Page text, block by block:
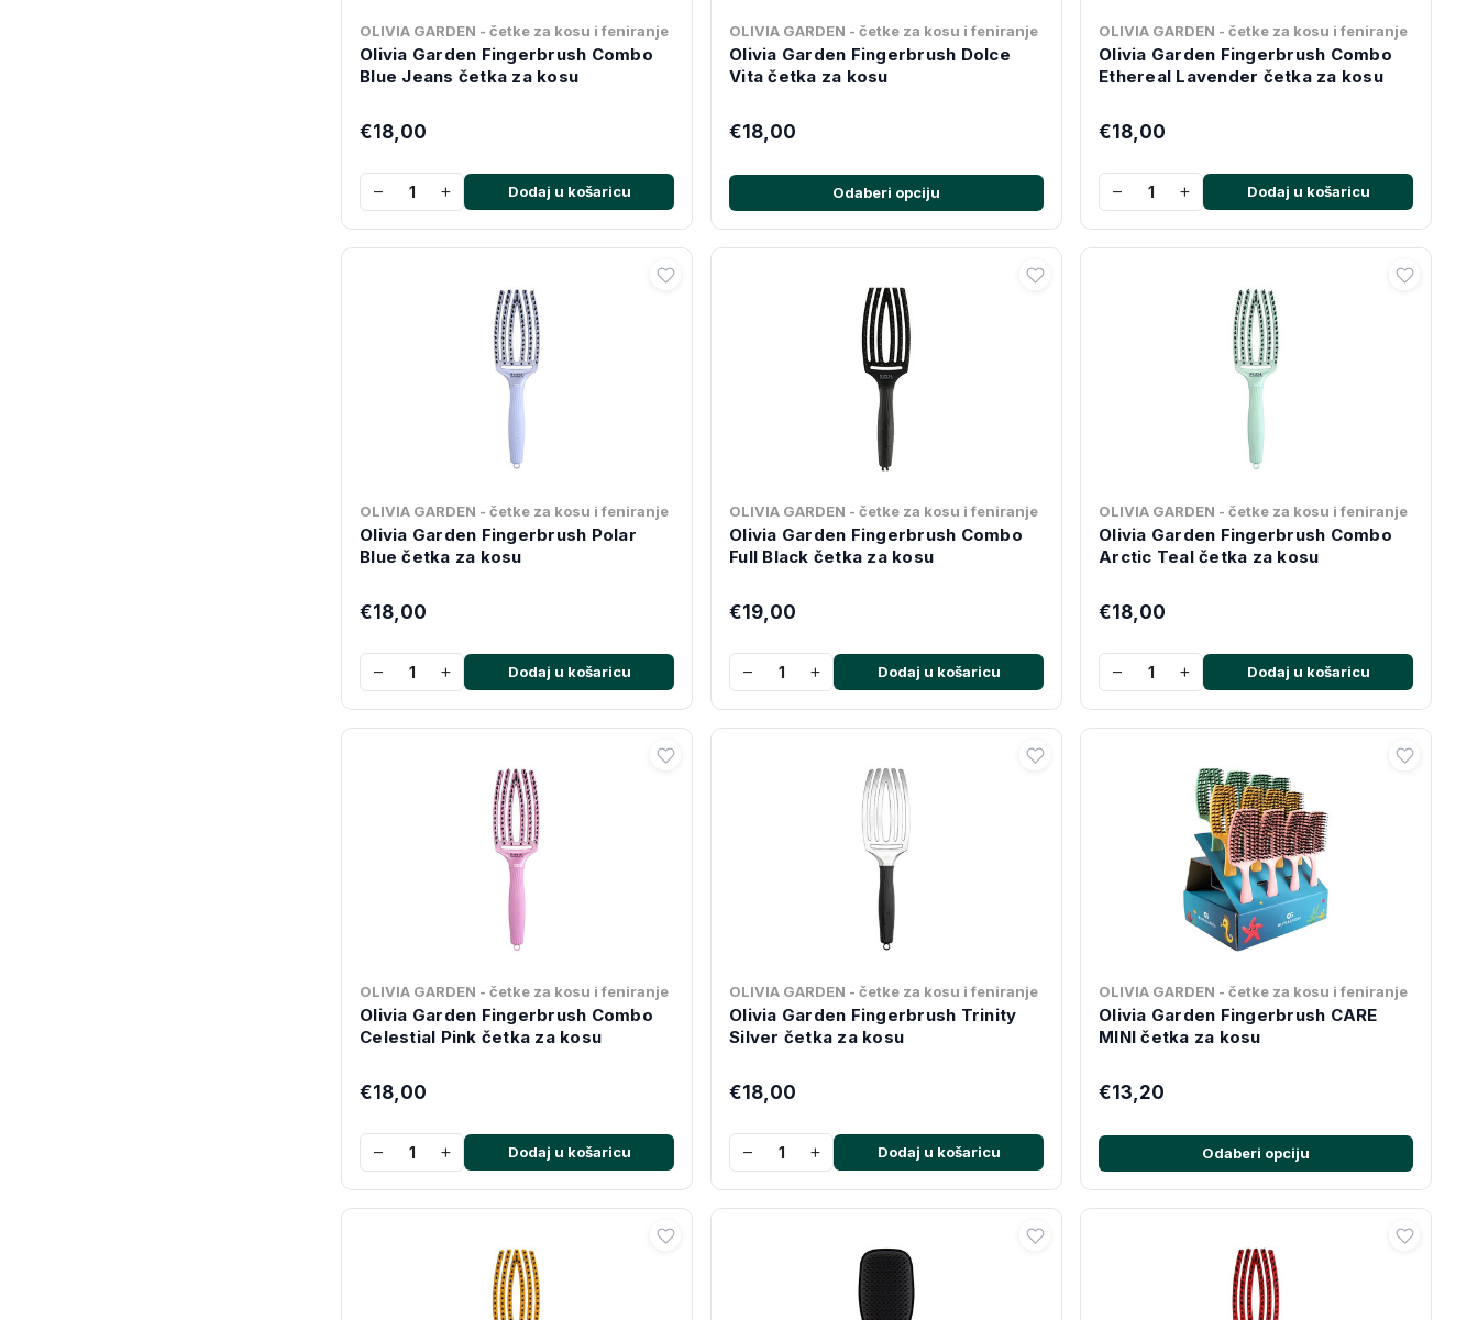
OLIVIA GARDEN - četke za kosu i feniranje
Olivia Garden Fingerbrush Combo
Blue Jeans četka za kosu
€18,00
− + Dodaj u košaricu
OLIVIA GARDEN - četke za kosu i feniranje
Olivia Garden Fingerbrush Dolce
Vita četka za kosu
€18,00
Odaberi opciju
OLIVIA GARDEN - četke za kosu i feniranje
Olivia Garden Fingerbrush Combo
Ethereal Lavender četka za kosu
€18,00
− + Dodaj u košaricu
OLIVIA GARDEN - četke za kosu i feniranje
Olivia Garden Fingerbrush Polar
Blue četka za kosu
€18,00
− + Dodaj u košaricu
OLIVIA GARDEN - četke za kosu i feniranje
Olivia Garden Fingerbrush Combo
Full Black četka za kosu
€19,00
− + Dodaj u košaricu
OLIVIA GARDEN - četke za kosu i feniranje
Olivia Garden Fingerbrush Combo
Arctic Teal četka za kosu
€18,00
− + Dodaj u košaricu
OLIVIA GARDEN - četke za kosu i feniranje
Olivia Garden Fingerbrush Combo
Celestial Pink četka za kosu
€18,00
− + Dodaj u košaricu
OLIVIA GARDEN - četke za kosu i feniranje
Olivia Garden Fingerbrush Trinity
Silver četka za kosu
€18,00
− + Dodaj u košaricu
OLIVIA GARDEN - četke za kosu i feniranje
Olivia Garden Fingerbrush CARE
MINI četka za kosu
€13,20
Odaberi opciju